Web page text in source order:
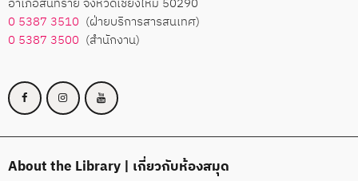
0 5387 3510 (ฝ่ายบริการสารสนเทศ)
0 5387 3500 (สำนักงาน)
About the Library | เกี่ยวกับห้องสมุด